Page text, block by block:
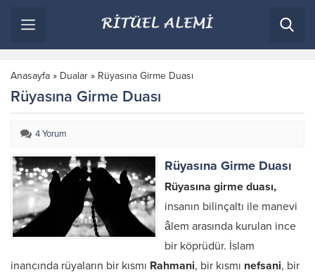
Anasayfa » Dualar » Rüyasına Girme Duası
Rüyasına Girme Duası
4 Yorum
Rüyasına Girme Duası
Rüyasına girme duası,
insanın bilinçaltı ile manevi
âlem arasında kurulan ince
bir köprüdür. İslam
inancında rüyaların bir kısmı Rahmani, bir kısmı nefsani, bir